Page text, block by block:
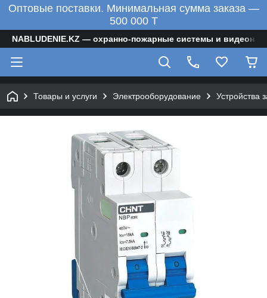
Оптовые поставки. Минимальная сумма заказа —
500 000 T
NABLUDENIE.KZ — охранно-пожарные системы и
Товары и услуги Электрооборудование Устройства